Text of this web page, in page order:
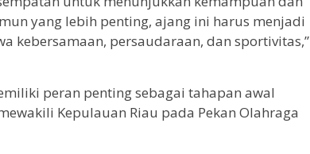
yang lebih penting, ajang ini harus menjadi
kebersamaan, persaudaraan, dan sportivitas,”
peran penting sebagai tahapan awal
Kepulauan Riau pada Pekan Olahraga